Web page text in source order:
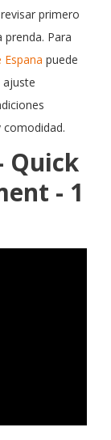
primero
Para
puede
ajuste
Quick
- 1